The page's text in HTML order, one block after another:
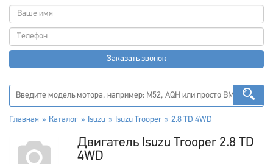
Заказать звонок
Главная Каталог Isuzu Isuzu Trooper 2.8 TD 4WD
Двигатель Isuzu Trooper 2.8 TD
4WD